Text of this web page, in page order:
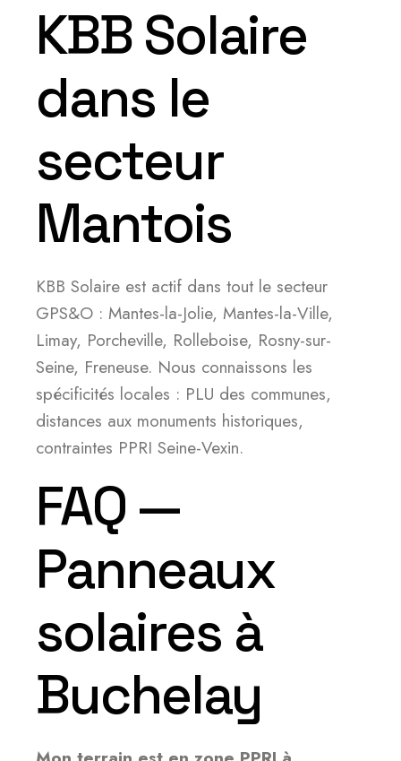
KBB Solaire
dans le
secteur
Mantois
KBB Solaire est actif dans tout le secteur
GPS&O : Mantes-la-Jolie, Mantes-la-Ville,
Limay, Porcheville, Rolleboise, Rosny-sur-
Seine, Freneuse. Nous connaissons les
spécificités locales : PLU des communes,
distances aux monuments historiques,
contraintes PPRI Seine-Vexin.
FAQ —
Panneaux
solaires à
Buchelay